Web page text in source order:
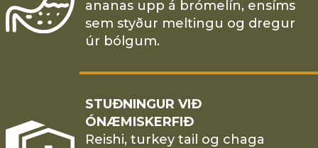
ananas upp á brómelín, ensíms
sem styður meltingu og dregur
úr bólgum.
STUÐNINGUR VIÐ
ÓNÆMISKERFIÐ
Reishi, turkey tail og chaga